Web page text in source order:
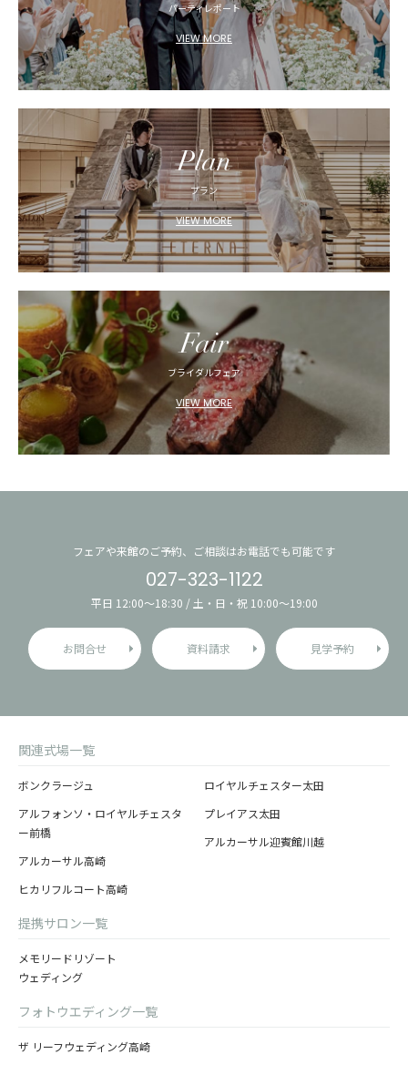
パーティレポート
VIEW MORE
Plan
プラン
VIEW MORE
Fair
ブライダルフェア
VIEW MORE
フェアや来館のご予約、ご相談はお電話でも可能です
027-323-1122
平日 12:00〜18:30 / 土・日・祝 10:00〜19:00
お問合せ 資料請求 見学予約
関連式場一覧
ボンクラージュ
アルフォンソ・ロイヤルチェスタ
ー前橋
アルカーサル高崎
ヒカリフルコート高崎
ロイヤルチェスター太田
プレイアス太田
アルカーサル迎賓館川越
提携サロン一覧
メモリードリゾート
ウェディング
フォトウエディング一覧
ザ リーフウェディング高崎